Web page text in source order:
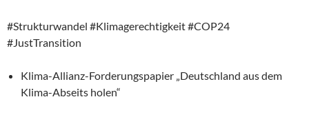
#Strukturwandel #Klimagerechtigkeit #COP24
#JustTransition
Klima-Allianz-Forderungspapier „Deutschland aus dem
Klima-Abseits holen“